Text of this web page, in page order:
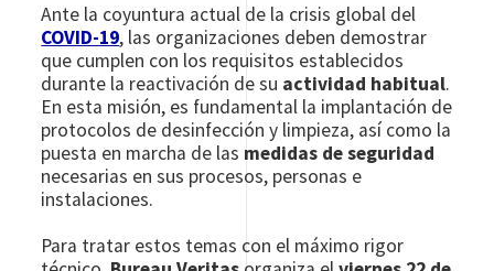
Ante la coyuntura actual de la crisis global del
COVID-19, las organizaciones deben demostrar
que cumplen con los requisitos establecidos
durante la reactivación de su actividad habitual.
En esta misión, es fundamental la implantación de
protocolos de desinfección y limpieza, así como la
puesta en marcha de las medidas de seguridad
necesarias en sus procesos, personas e
instalaciones.
Para tratar estos temas con el máximo rigor